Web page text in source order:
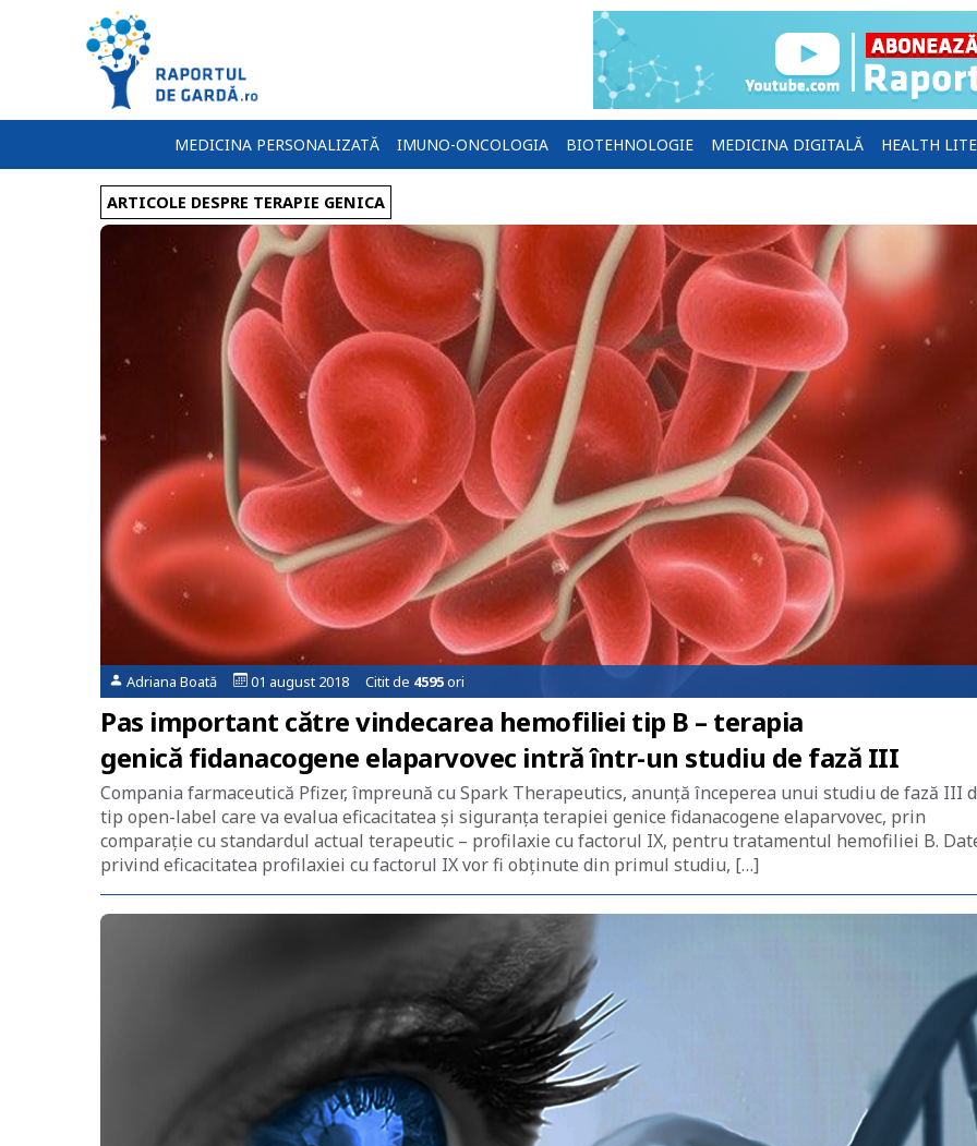
MEDICINA PERSONALIZATĂ IMUNO-ONCOLOGIA BIOTEHNOLOGIE MEDICINA DIGITALĂ HEALTH
ARTICOLE DESPRE TERAPIE GENICA
Adriana Boată 01 august 2018 Citit de 4595ori
Pas important către vindecarea hemofiliei tip B – terapia
genică fidanacogene elaparvovec intră într-un studiu de fază III
Compania farmaceutică Pfizer, împreună cu Spark Therapeutics, anunță începerea unui studiu de fază III
tip open-label care va evalua eficacitatea și siguranța terapiei genice fidanacogene elaparvovec, prin
comparație cu standardul actual terapeutic – profilaxie cu factorul IX, pentru tratamentul hemofiliei B.
privind eficacitatea profilaxiei cu factorul IX vor fi obținute din primul studiu, […]